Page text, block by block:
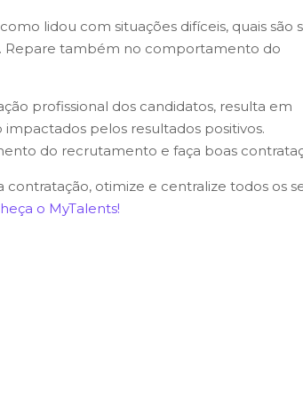
lidou com situações difíceis, quais são
Repare também no comportamento do
profissional dos candidatos, resulta em
pelos resultados positivos.
do recrutamento e faça boas
otimize e centralize todos os
o MyTalents!